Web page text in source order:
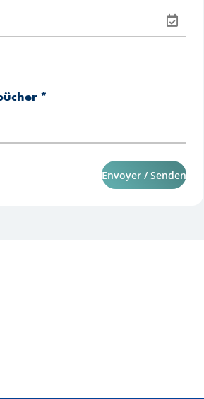
*
Envoyer / Senden